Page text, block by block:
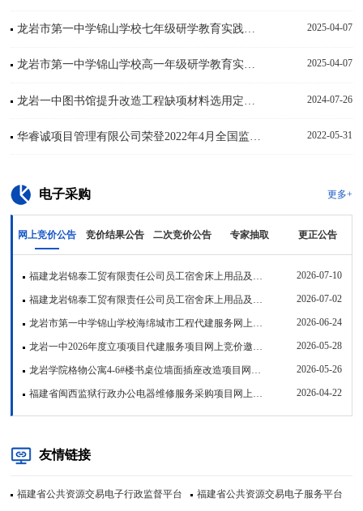
龙岩市第一中学锦山学校七年级研学教育实践市场询价调研公告 2025-04-07
龙岩市第一中学锦山学校高一年级研学教育实践市场询价调研公告 2025-04-07
龙岩一中图书馆提升改造工程缺项材料选用定价公示 2024-07-26
华睿诚项目管理有限公司荣登2022年4月全国监理中标百强企业 2022-05-31
电子采购 更多+
网上竞价公告 竞价结果公告 二次竞价公告 专家抽取 更正公告
福建龙岩锦泰工贸有限责任公司员工宿舍床上用品及窗帘采购项目（二次）网上竞价公告 2026-07-10
福建龙岩锦泰工贸有限责任公司员工宿舍床上用品及窗帘采购项目网上竞价公告 2026-07-02
龙岩市第一中学锦山学校海绵城市工程代建服务网上竞价邀请书 2026-06-24
龙岩一中2026年度立项项目代建服务项目网上竞价邀请书 2026-05-28
龙岩学院格物公寓4-6#楼书桌位墙面插座改造项目网上竞价公告 2026-05-26
福建省闽西监狱行政办公电器维修服务采购项目网上竞价公告 2026-04-22
友情链接
福建省公共资源交易电子行政监督平台 福建省公共资源交易电子服务平台